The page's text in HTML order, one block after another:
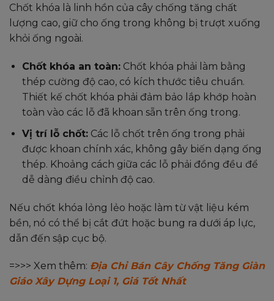
Chốt khóa là linh hồn của cây chống tăng chất
lượng cao, giữ cho ống trong không bị trượt xuống
khỏi ống ngoài.
Chốt khóa an toàn:Chốt khóa phải làm bằng
thép cường độ cao, có kích thước tiêu chuẩn.
Thiết kế chốt khóa phải đảm bảo lắp khớp hoàn
toàn vào các lỗ đã khoan sẵn trên ống trong.
Vị trí lỗ chốt:Các lỗ chốt trên ống trong phải
được khoan chính xác, không gây biến dạng ống
thép. Khoảng cách giữa các lỗ phải đồng đều để
dễ dàng điều chỉnh độ cao.
Nếu chốt khóa lỏng lẻo hoặc làm từ vật liệu kém
bền, nó có thể bị cắt đứt hoặc bung ra dưới áp lực,
dẫn đến sập cục bộ.
=>>> Xem thêm: Địa Chỉ Bán Cây Chống Tăng Giàn
Giáo Xây Dựng Loại 1, Giá Tốt Nhất